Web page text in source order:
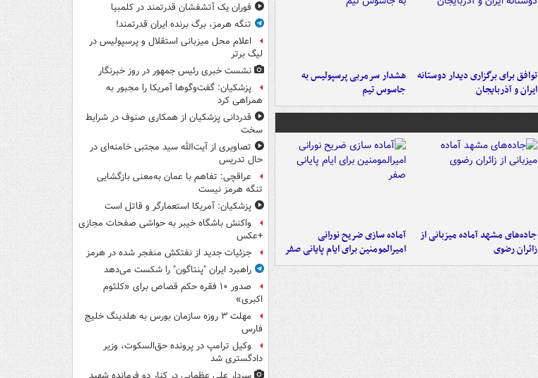
توافق برای برگزاری دیدار دوستانه
ایران و آذربایجان
هشدار سرمربی پرسپولیس به
جاسوس تیم
جاده‌های مشهد آماده میزبانی از
زائران رضوی
آماده سازی ضریح نورانی
امیرالمومنین برای ایام پایانی صفر
فوران یک آتشفشان قدرتمند در کلمبیا
تنگه هرمز، برگ برنده ایران قدرتمند!
اعلام محل میزبانی استقلال و پرسپولیس در
لیگ برتر
نشست خبری رئیس جمهور در روز خبرنگار
پزشکیان: گفت‌وگوها آمریکا را مجبور به
همراهی کرد
قدردانی پزشکیان از همکاری صنوف در شرایط
سخت
تصاویری از آیت‌الله سید مجتبی خامنه‌ای در
حال تدریس
عراقچی: تفاهم با عمان به‌معنی بازگشایی
تنگه هرمز نیست
پزشکیان: آمریکا استعمارگر و قاتل است
واکنش باشگاه خیبر به حواشی صفحات مجازی
+عکس
جزئیات جدید از نفتکش منفجر شده در هرمز
راهبرد ایران "پنتاگون" را شکست می‌دهد
صدور ۱۰ فقره حکم قصاص برای «کلثوم
اکبری»
مهلت ۳ روزه سازمان بورس به هلدینگ خلیج
فارس
وکیل ترامپ در پرونده حق‌السکوت، وزیر
دادگستری شد